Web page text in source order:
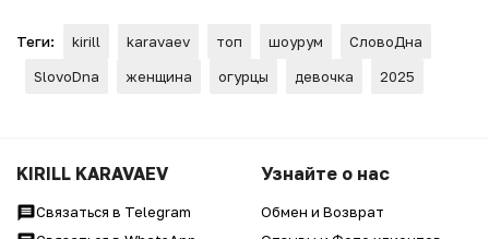
Теги: kirill karavaev топ шоурум
СловоДна
SlovoDna
женщина огурцы девочка 2025
KIRILL KARAVAEV
Связаться в Telegram
Узнайте о нас
Обмен и Возврат